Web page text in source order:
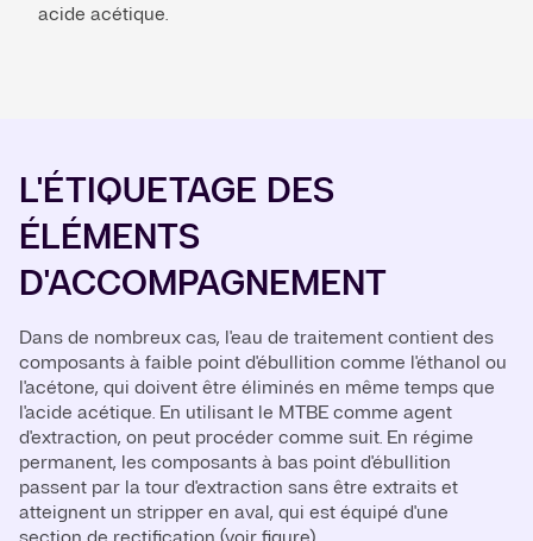
acide acétique.
L'ÉTIQUETAGE DES
ÉLÉMENTS
D'ACCOMPAGNEMENT
Dans de nombreux cas, l'eau de traitement contient des
composants à faible point d'ébullition comme l'éthanol ou
l'acétone, qui doivent être éliminés en même temps que
l'acide acétique. En utilisant le MTBE comme agent
d'extraction, on peut procéder comme suit. En régime
permanent, les composants à bas point d'ébullition
passent par la tour d'extraction sans être extraits et
atteignent un stripper en aval, qui est équipé d'une